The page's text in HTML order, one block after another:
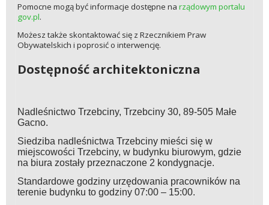
Pomocne mogą być informacje dostępne na rządowym portalu
gov.pl.
Możesz także skontaktować się z Rzecznikiem Praw
Obywatelskich i poprosić o interwencję.
Dostępność architektoniczna
Nadleśnictwo Trzebciny, Trzebciny 30, 89-505 Małe
Gacno.
Siedziba nadleśnictwa Trzebciny mieści się w
miejscowości Trzebciny, w budynku biurowym, gdzie
na biura zostały przeznaczone 2 kondygnacje.
Standardowe godziny urzędowania pracowników na
terenie budynku to godziny 07:00 – 15:00.